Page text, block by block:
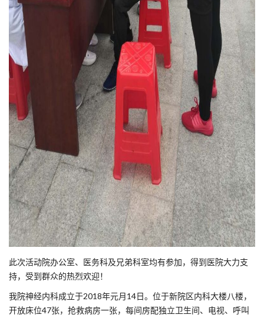
此次活动院办公室、医务科及兄弟科室均有参加，得到医院大力支
持，受到群众的热烈欢迎！
我院神经内科成立于2018年元月14日。位于新院区内科大楼八楼，
开放床位47张，抢救病房一张，每间房配独立卫生间、电视、呼叫